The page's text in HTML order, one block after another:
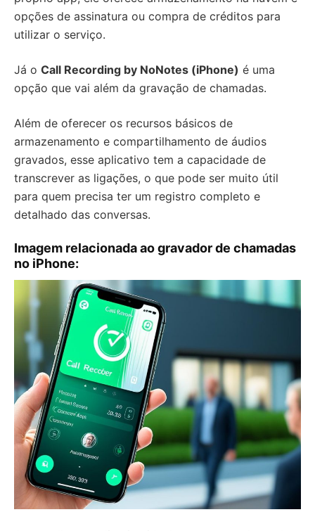
opções de assinatura ou compra de créditos para
utilizar o serviço.
Já o Call Recording by NoNotes (iPhone) é uma
opção que vai além da gravação de chamadas.
Além de oferecer os recursos básicos de
armazenamento e compartilhamento de áudios
gravados, esse aplicativo tem a capacidade de
transcrever as ligações, o que pode ser muito útil
para quem precisa ter um registro completo e
detalhado das conversas.
Imagem relacionada ao gravador de chamadas
no iPhone: